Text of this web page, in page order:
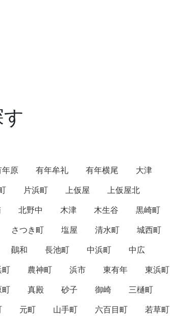
年原 有年牟礼 有年横尾
大津
片浜町 上仮屋
上仮屋北
北野中 木津 木生谷
黒崎町
さつき町 塩屋 清水町
城西町
鷆和 長池町 中浜町
中広
町 農神町 浜市 東有年
東浜町
町 真殿 砂子 御崎
三樋町
元町 山手町 六百目町 若草町